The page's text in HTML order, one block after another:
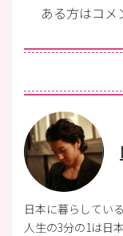
ある方はコメ
日本に暮らしてい
人生の3分の1は日